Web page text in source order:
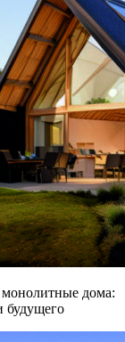
дома:
будущего